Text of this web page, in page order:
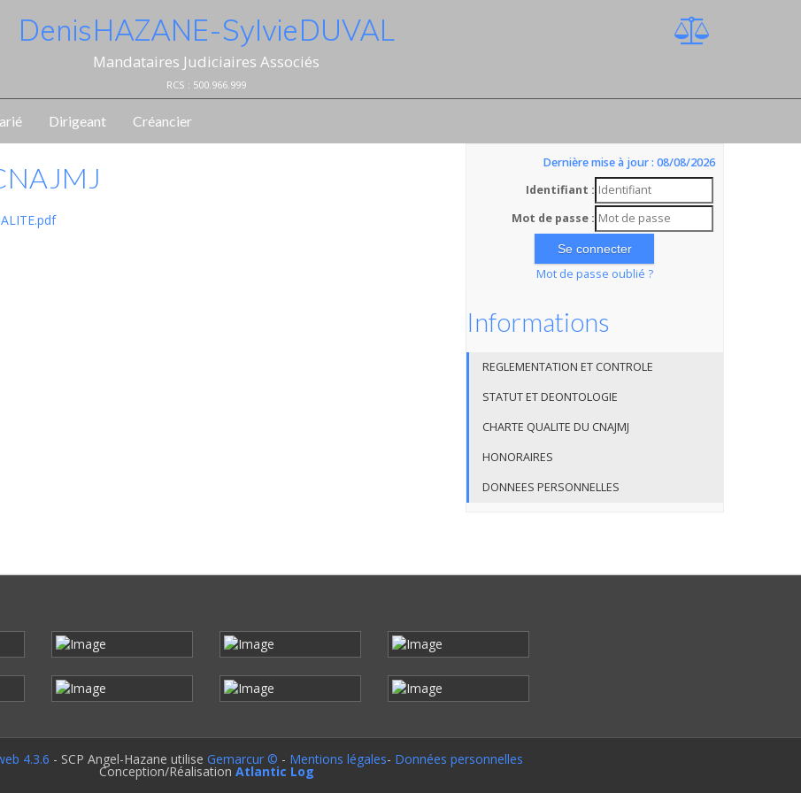
Denis HAZANE - Sylvie DUVAL
Mandataires Judiciaires Associés
RCS : 500.966.999
Dirigeant Créancier
Dernière mise à jour : 08/08/2026
Identifiant :
Mot de passe :
Mot de passe oublié ?
Informations
REGLEMENTATION ET CONTROLE
STATUT ET DEONTOLOGIE
CHARTE QUALITE DU CNAJMJ
HONORAIRES
DONNEES PERSONNELLES
4.3.6 - SCP Angel-Hazane utilise Gemarcur © - Mentions légales- Données personnelles
Conception/Réalisation Atlantic Log